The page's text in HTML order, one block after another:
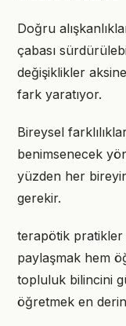
Doğru
çabası
değişiklikler
fark yaratıyor.
Bireysel
benimsenecek
yüzden her
gerekir.
terapötik pratikler
paylaşmak hem
topluluk bilincini
öğretmek en